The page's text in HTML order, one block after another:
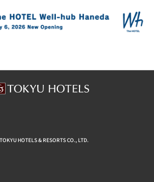
HOTELS & RESORTS CO., LTD.